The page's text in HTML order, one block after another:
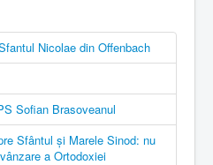
Nicolae din Offenbach
Sofian Brasoveanul
Sfântul şi Marele Sinod: nu
a Ortodoxiei